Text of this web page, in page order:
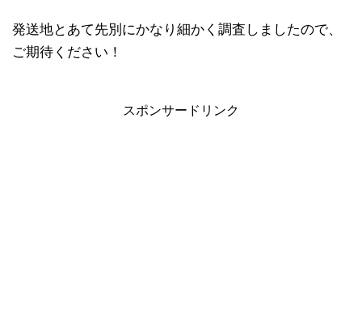
発送地とあて先別にかなり細かく調査しましたので、
ご期待ください！
スポンサードリンク